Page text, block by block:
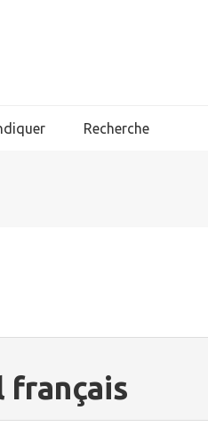
Recherche
français